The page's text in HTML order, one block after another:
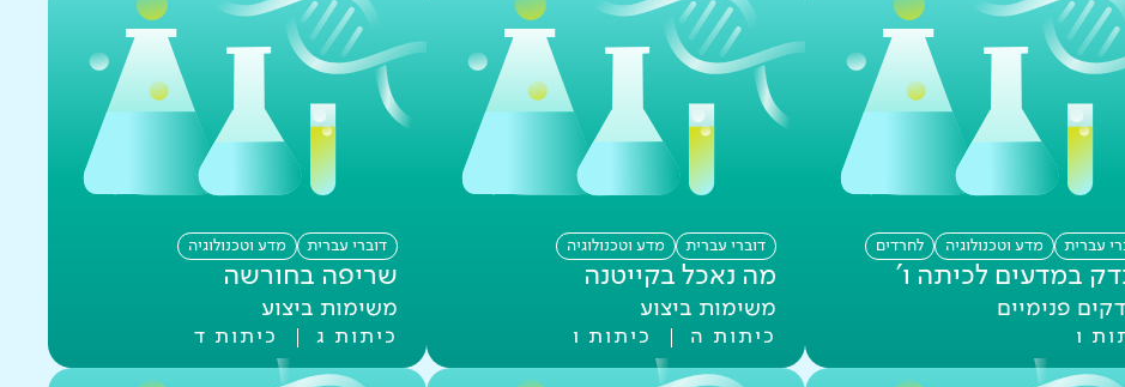
עברית מדע וטכנולוגיה לחרדים
במדעים לכיתה ו'
פנימיים
ו
דוברי עברית מדע וטכנולוגיה
מה נאכל בקייטנה
משימות ביצוע
כיתות ה כיתות ו
דוברי עברית מדע וטכנולוגיה
שריפה בחורשה
משימות ביצוע
כיתות ג כיתות ד